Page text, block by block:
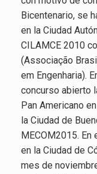
Bicentenario, se
en la Ciudad
CILAMCE 2010
(Associação
em Engenharia).
concurso abierto
Pan Americano
la Ciudad de
MECOM2015.
en la Ciudad de
mes de